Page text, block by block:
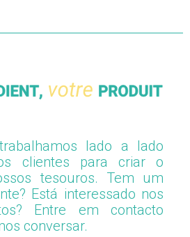
lado a lado
clientes para criar o
tesouros. Tem um
Está interessado nos
Entre em contacto
conversar.